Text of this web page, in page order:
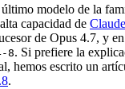
último modelo de la
capacidad de Claude
de Opus 4.7, y
8. Si prefiere la
hemos escrito un
.